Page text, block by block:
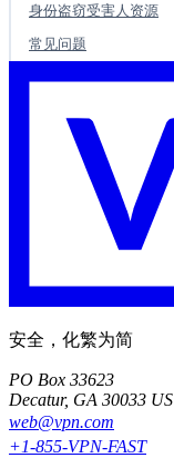
身份盗窃受害人资源
常见问题
安全，化繁为简
PO Box 33623
Decatur, GA 30033 US
web@vpn.com
+1-855-VPN-FAST